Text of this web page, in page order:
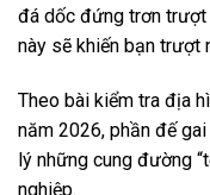
đá dốc đứng trơn
này sẽ khiến bạn trượt
Theo bài kiểm tra địa
năm 2026, phần đế
lý những cung đường
nghiệp.